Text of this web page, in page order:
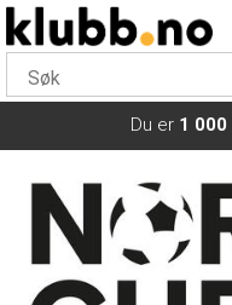
Du er 1 000